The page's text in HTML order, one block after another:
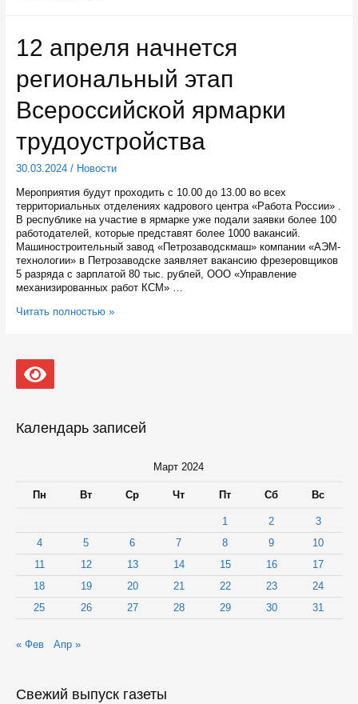
5
апреля
День
беременных
12 апреля начнется
региональный этап
Всероссийской ярмарки
трудоустройства
30.03.2024/ Новости
Мероприятия будут проходить с 10.00 до 13.00 во всех
территориальных отделениях кадрового центра «Работа России» .
В республике на участие в ярмарке уже подали заявки более 100
работодателей, которые представят более 1000 вакансий.
Машиностроительный завод «Петрозаводскмаш» компании «АЭМ-
технологии» в Петрозаводске заявляет вакансию фрезеровщиков
5 разряда с зарплатой 80 тыс. рублей, ООО «Управление
механизированных работ КСМ» …
12
этап
Всероссийской
ярмарки
Читать полностью »
Календарь записей
Март 2024
Пн Вт Ср Чт Пт Сб Вс
1 2
3
4
5 6 7 8 9
10
11
12 13 14 15 16
17
18
19 20 21 22 23
24
25
26 27 28 29 30 31
« Фев Апр »
Свежий выпуск газеты